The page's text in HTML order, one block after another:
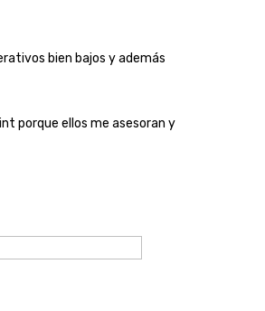
bien bajos y además
porque ellos me asesoran y